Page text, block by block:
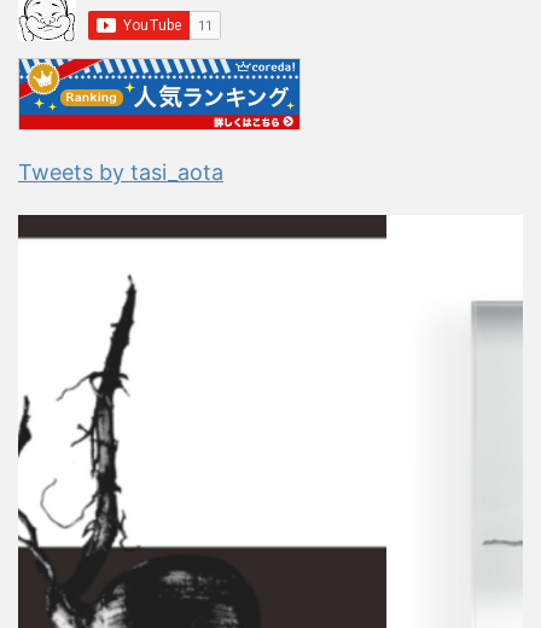
Tweets by tasi_aota